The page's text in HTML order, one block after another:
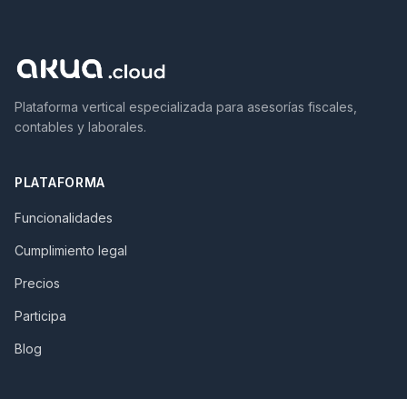
Plataforma vertical especializada para asesorías fiscales,
contables y laborales.
PLATAFORMA
Funcionalidades
Cumplimiento legal
Precios
Participa
Blog